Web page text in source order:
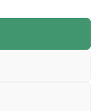
di Azione
a r.l.".
Campania
di tipo
attività